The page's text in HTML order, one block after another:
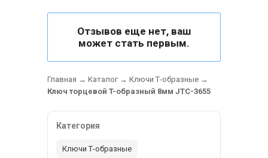
Отзывов еще нет, ваш
может стать первым.
Главная → Каталог→ Ключи Т-образные →
Ключ торцевой T-образный 8мм JTC-3655
Категория
Ключи Т-образные